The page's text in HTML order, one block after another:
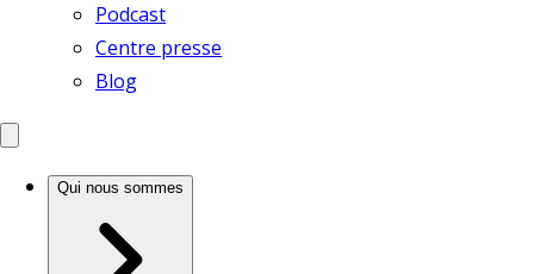
Podcast
Centre presse
Blog
Qui nous sommes